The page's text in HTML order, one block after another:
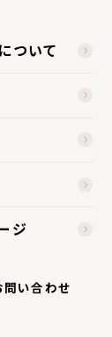
ついて
ジ
問い合わせ